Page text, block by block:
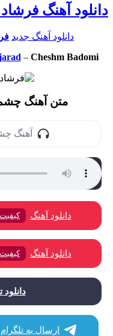
آهنگ فرشاد
دانلود آهنگ جدید
–Cheshm Badomi
متن آهنگ چشم
آهنگ چشم
دانلود آهنگ کیفیت 320
دانلود آهنگ کیفیت 128
دانلود
ارسال به تلگرام